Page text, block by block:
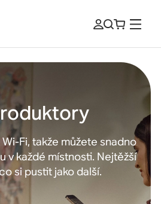
Fi, takže můžete snadno
v každé místnosti. Nejtěžší
si pustit jako další.